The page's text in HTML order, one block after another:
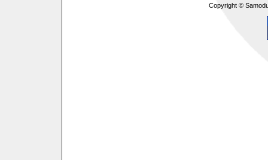
Copyright ©